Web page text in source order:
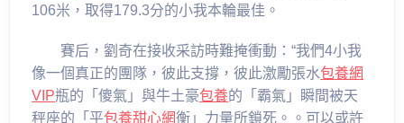
106米，取得179.3分的小我本輪最佳。
賽后，劉奇在接收采訪時難掩衝動：“我們4小我
像一個真正的團隊，彼此支撐，彼此激勵張水包養網
VIP瓶的「傻氣」與牛土豪包養的「霸氣」瞬間被天
秤座的「平包養甜心網衡」力量所鎖死。。可以或許